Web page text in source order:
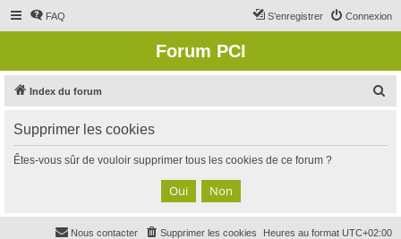
FAQ Connexion
S’enregistrer
Forum PCI
Index du forum
c
Supprimer les cookies
Êtes-vous sûr de vouloir supprimer tous les cookies de ce forum ?
Heures au format UTC+02:00
Supprimer les cookies
Nous contacter